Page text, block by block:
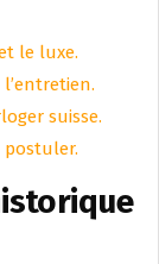
le luxe.
suisse.
postuler.